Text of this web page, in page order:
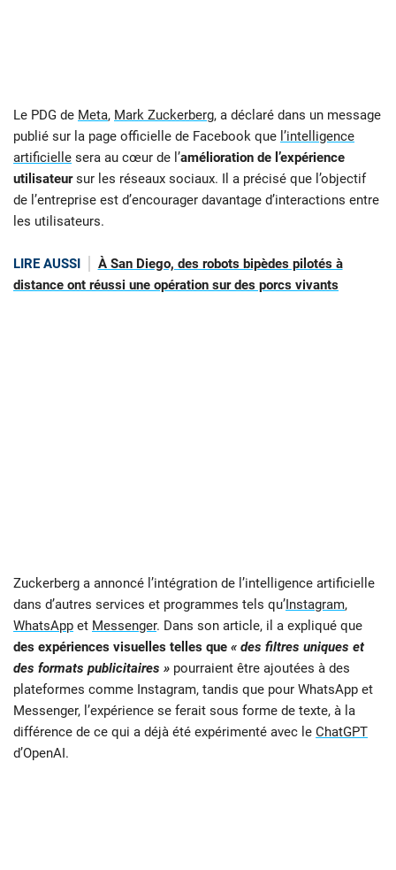
Le PDG de Meta, Mark Zuckerberg, a déclaré dans un message
publié sur la page officielle de Facebook que l’intelligence
artificielle sera au cœur de l’amélioration de l’expérience
utilisateursur les réseaux sociaux. Il a précisé que l’objectif
de l’entreprise est d’encourager davantage d’interactions entre
les utilisateurs.
LIRE AUSSI
À San Diego, des robots bipèdes pilotés à
distance ont réussi une opération sur des porcs vivants
Zuckerberg a annoncé l’intégration de l’intelligence artificielle
dans d’autres services et programmes tels qu’ Instagram,
WhatsApp et Messenger. Dans son article, il a expliqué que
des expériences visuelles telles que « des filtres uniques et
des formats publicitaires » pourraient être ajoutées à des
plateformes comme Instagram, tandis que pour WhatsApp et
Messenger, l’expérience se ferait sous forme de texte, à la
différence de ce qui a déjà été expérimenté avec le ChatGPT
d’OpenAI.